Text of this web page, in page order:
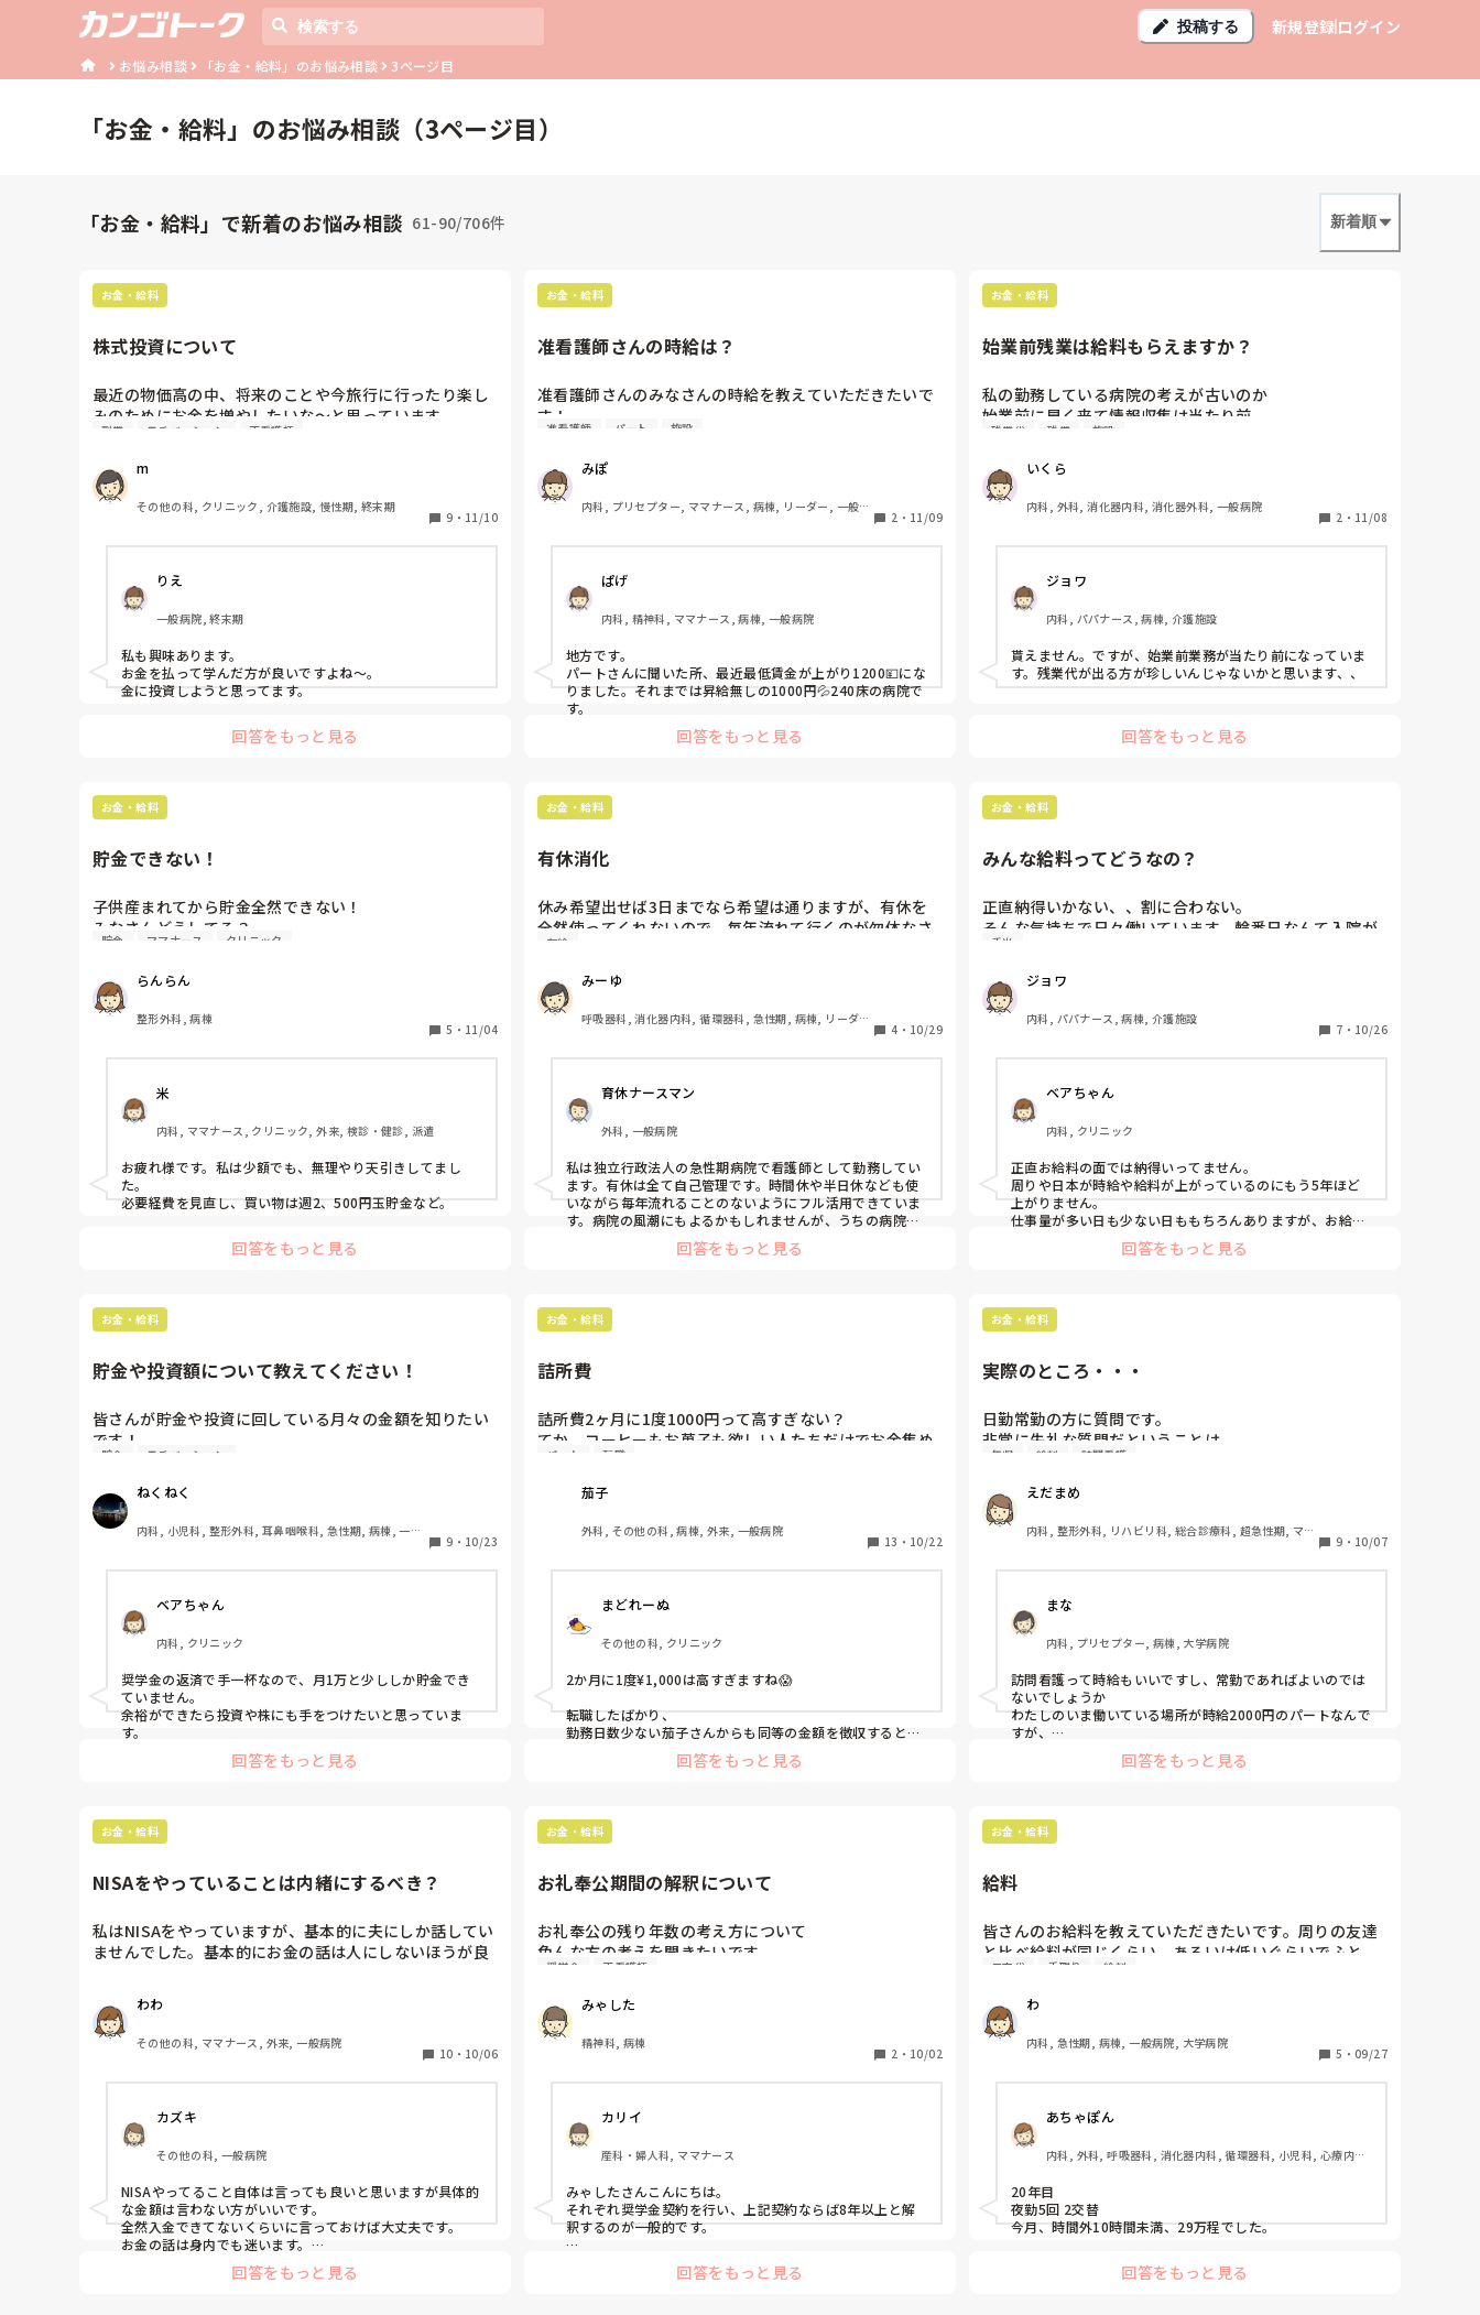
投稿する 新規登録ログイン
お悩み相談 「お金・給料」のお悩み相談 3ページ目
「お金・給料」のお悩み相談（3ページ目）
「お金・給料」で新着のお悩み相談 61-90/706件 新着順
お金・給料
株式投資について
最近の物価高の中、将来のことや今旅行に行ったり楽し
みのためにお金を増やしたいな〜と思っています。
副業も考えましたが、今の職場は副業不可で、株をや
NISAは、取っ掛かりとしてやっていますが、他の投資
などで利益を得ている方いらっしゃいますか？なるべく
損のない方法があれば教えて欲しいです。（ちなみにポ
イ活やフリマアプリは、すでにやっています。）
副業 モチベーション 正看護師
m
その他の科, クリニック, 介護施設, 慢性期, 終末期
9 ・ 11/10
りえ
一般病院, 終末期
私も興味あります。
お金を払って学んだ方が良いですよね～。
金に投資しようと思ってます。
回答をもっと見る
お金・給料
准看護師さんの時給は？
准看護師さんのみなさんの時給を教えていただきたいで
す！
私は老健で1400円です
准看護師 パート 施設
みぽ
内科, プリセプター, ママナース, 病棟, リーダー, 一般病
2 ・ 11/09
ぱげ
内科, 精神科, ママナース, 病棟, 一般病院
地方です。
パートさんに聞いた所、最近最低賃金が上がり1200💴にな
りました。それまでは昇給無しの1000円💦240床の病院で
す。
回答をもっと見る
お金・給料
始業前残業は給料もらえますか？
私の勤務している病院の考えが古いのか
始業前に早く来て情報収集は当たり前。
といった風潮が今も残り続けていて、
タイムカードはなく
未だに出勤簿に印鑑を付いているような状況で、
残業代の申請も自己申告制。
皆さんの病院、施設はどう言った感じなのでしょうか？
残業代 残業 施設
いくら
内科, 外科, 消化器内科, 消化器外科, 一般病院
2 ・ 11/08
ジョワ
内科, パパナース, 病棟, 介護施設
貰えません。ですが、始業前業務が当たり前になっていま
す。残業代が出る方が珍しいんじゃないかと思います、、
回答をもっと見る
お金・給料
貯金できない！
子供産まれてから貯金全然できない！
みなさんどうしてる？
貯金無理じゃない？
貯金 ママナース クリニック
らんらん
整形外科, 病棟
5 ・ 11/04
米
内科, ママナース, クリニック, 外来, 検診・健診, 派遣
お疲れ様です。私は少額でも、無理やり天引きしてまし
た。
必要経費を見直し、買い物は週2、500円玉貯金など。
回答をもっと見る
お金・給料
有休消化
休み希望出せば3日までなら希望は通りますが、有休を
全然使ってくれないので、毎年流れて行くのが勿体なさ
すぎて…。ここ2、3年は毎年ざっと10日分は流れてま
有給
みーゆ
呼吸器科, 消化器内科, 循環器科, 急性期, 病棟, リーダ
4 ・ 10/29
育休ナースマン
外科, 一般病院
私は独立行政法人の急性期病院で看護師として勤務してい
ます。有休は全て自己管理です。時間休や半日休なども使
いながら毎年流れることのないようにフル活用できていま
す。病院の風潮にもよるかもしれませんが、うちの病院
は、自分の休みだから使って悪い訳ないでしょ？って感じ
ですよ。その代わりに、誰かが休みを取って自分たちがキ
回答をもっと見る
お金・給料
みんな給料ってどうなの？
正直納得いかない、、割に合わない。
そんな気持ちで日々働いています。輪番日なんて入院が
なくても数件入院がきても手当は一緒。忙ししなんてこ
多々。
みなさんのところはどんな感じですか？
手当
ジョワ
内科, パパナース, 病棟, 介護施設
7 ・ 10/26
ベアちゃん
内科, クリニック
正直お給料の面では納得いってません。
周りや日本が時給や給料が上がっているのにもう5年ほど
上がりません。
仕事量が多い日も少ない日ももちろんありますが、お給料
が変わることがないので頑張れません…。
回答をもっと見る
お金・給料
貯金や投資額について教えてください！
皆さんが貯金や投資に回している月々の金額を知りたい
です！
また、貯金や株などの資産はいくらくらいですか？
りました！
貯金 モチベーション
ねくねく
内科, 小児科, 整形外科, 耳鼻咽喉科, 急性期, 病棟, 一般
9 ・ 10/23
ベアちゃん
内科, クリニック
奨学金の返済で手一杯なので、月1万と少ししか貯金でき
ていません。
余裕ができたら投資や株にも手をつけたいと思っていま
す。
回答をもっと見る
お金・給料
詰所費
詰所費2ヶ月に1度1000円って高すぎない？
てか、コーヒーもお菓子も欲しい人たちだけでお金集め
て買えば良くない？
務しないパート(私)からもフルタイムと同じ額の詰所費
を納めろって何事？
イライラしかしないわ。
冠婚葬祭のたびにお金集めればいいんじゃないの？
パート 転職
茄子
外科, その他の科, 病棟, 外来, 一般病院
13 ・ 10/22
まどれーぬ
その他の科, クリニック
2か月に1度¥1,000は高すぎますね😱
転職したばかり、
勤務日数少ない茄子さんからも同等の金額を徴収すると
それはなかなかの横暴😰
でもその職場ではそれがデフォルトだから、
そこに風穴を開けるというのはなかなか至難の業ですね(
´ω｀; )
回答をもっと見る
お金・給料
実際のところ・・・
日勤常勤の方に質問です。
非常に失礼な質問だということは
重々承知の上で伺いたいのですが
情報として知りたいです。
訪看で500万以上とかよく見かけますが
現実オンコールなしでそんな額いくことがあるのです
か。
年収 給料 訪問看護
えだまめ
内科, 整形外科, リハビリ科, 総合診療科, 超急性期, ママ
9 ・ 10/07
まな
内科, プリセプター, 病棟, 大学病院
訪問看護って時給もいいですし、常勤であればよいのでは
ないでしょうか
わたしのいま働いている場所が時給2000円のパートなんで
すが、
訪看の友人は2400円くらいとのことでした。
お互い小さい子供がいるので時短パートですがうらやまし
たのでいくのかな…と
回答をもっと見る
お金・給料
NISAをやっていることは内緒にするべき？
私はNISAをやっていますが、基本的に夫にしか話してい
ませんでした。基本的にお金の話は人にしないほうが良
ところが職場の同僚からニーサやってる？と聞かれ反射
的にやっていると答えてしまいました。それ以上はとく
に聞かれず、具体的な金額などは言ってません。
わわ
その他の科, ママナース, 外来, 一般病院
10 ・ 10/06
カズキ
その他の科, 一般病院
NISAやってること自体は言っても良いと思いますが具体的
な金額は言わない方がいいです。
全然入金できてないくらいに言っておけば大丈夫です。
お金の話は身内でも迷います。
わたしの職場では、株価とか色々騒いでますが私は知らん
回答をもっと見る
お金・給料
お礼奉公期間の解釈について
お礼奉公の残り年数の考え方について
色んな方の考えを聞きたいです
准看護学校2年
正看護学校2年
修学しそれぞれ奨学金を借りました
修学年数+2年以上働けば返済免除、という内容です
どちらの契約書にも修学年数+2年以上とは書かれていま
すが、合算するとか通算するなどの記載はありませんで
した
最初私は、お礼奉公期間は8年だと思っていたのですが
同時期にお礼奉公となった同僚は6年じゃないか、と言
奨学金 正看護師
みゃした
精神科, 病棟
2 ・ 10/02
カリイ
産科・婦人科, ママナース
みゃしたさんこんにちは。
それぞれ奨学金契約を行い、上記契約ならば8年以上と解
釈するのが一般的です。
ですが、契約書をかわした病院事務所に問い合わせないと
正確なことは全くわかりません。事務所に問い合わせるこ
回答をもっと見る
お金・給料
給料
皆さんのお給料を教えていただきたいです。周りの友達
と比べ給料が同じくらい、あるいは低いぐらいでふと、
いろんな病院のお給料がきになりました。
業（20-30時間）ありで27-30万/月です。
二交代 手取り 給料
わ
内科, 急性期, 病棟, 一般病院, 大学病院
5 ・ 09/27
あちゃぽん
内科, 外科, 呼吸器科, 消化器内科, 循環器科, 小児科, 心療内科,
リ科, 総合診療科, 救急科, 超急性期, ICU, CCU, HCU, その他
の科, ママナース, 外来, 神経内科, 脳神経外科, NICU, 消化器外
科, 一般病院, 慢性期, 回復期, 終末期, オペ室, 透析, 検診・健
診
20年目
夜勤5回 2交替
今月、時間外10時間未満、29万程でした。
回答をもっと見る